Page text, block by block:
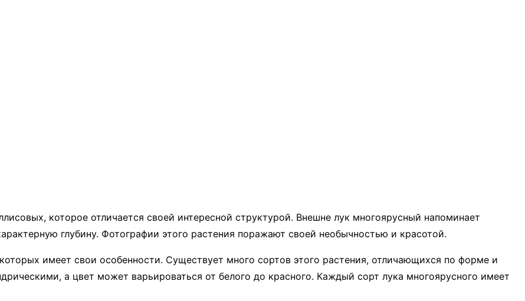
которое отличается своей интересной структурой. Внешне лук многоярусный напоминает
глубину. Фотографии этого растения поражают своей необычностью и красотой.
имеет свои особенности. Существует много сортов этого растения, отличающихся по форме и
а цвет может варьироваться от белого до красного. Каждый сорт лука многоярусного имеет